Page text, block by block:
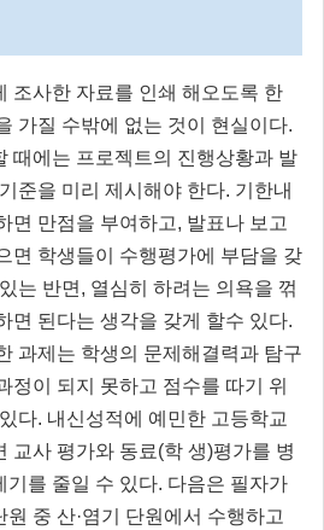
조사한 자료를 인쇄 해오도록 한
가질 수밖에 없는 것이 현실이다.
때에는 프로젝트의 진행상황과 발
준을 미리 제시해야 한다. 기한내
면 만점을 부여하고, 발표나 보고
면 학생들이 수행평가에 부담을 갖
는 반면, 열심히 하려는 의욕을 꺾
면 된다는 생각을 갖게 할수 있다.
과제는 학생의 문제해결력과 탐구
정이 되지 못하고 점수를 따기 위
다. 내신성적에 예민한 고등학교
교사 평가와 동료(학 생)평가를 병
기를 줄일 수 있다. 다음은 필자가
중 산·염기 단원에서 수행하고